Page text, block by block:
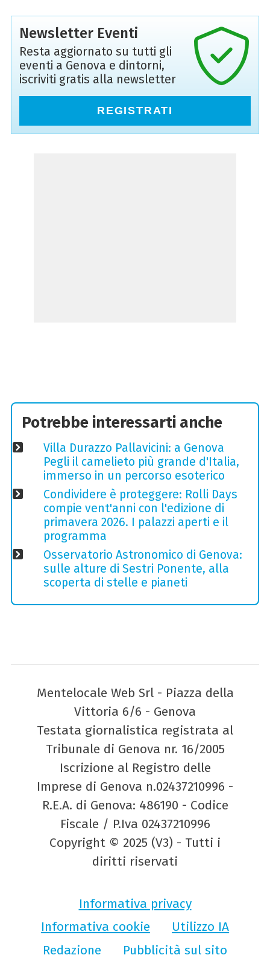
Newsletter Eventi
Resta aggiornato su tutti gli
eventi a Genova e dintorni,
iscriviti gratis alla newsletter
REGISTRATI
Potrebbe interessarti anche
Villa Durazzo Pallavicini: a Genova
Pegli il camelieto più grande d'Italia,
immerso in un percorso esoterico
Condividere è proteggere: Rolli Days
compie vent'anni con l'edizione di
primavera 2026. I palazzi aperti e il
programma
Osservatorio Astronomico di Genova:
sulle alture di Sestri Ponente, alla
scoperta di stelle e pianeti
Mentelocale Web Srl - Piazza della
Vittoria 6/6 - Genova
Testata giornalistica registrata al
Tribunale di Genova nr. 16/2005
Iscrizione al Registro delle
Imprese di Genova n.02437210996 -
R.E.A. di Genova: 486190 - Codice
Fiscale / P.Iva 02437210996
Copyright © 2025 (V3) - Tutti i
diritti riservati
Informativa privacy
Informativa cookie
Utilizzo IA
Redazione
Pubblicità sul sito